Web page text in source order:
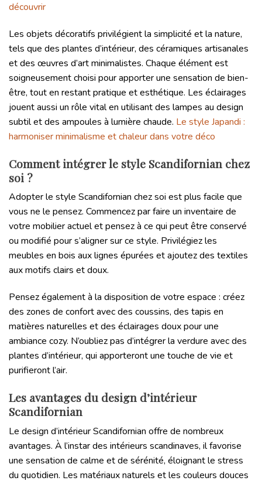
découvrir
Les objets décoratifs privilégient la simplicité et la nature,
tels que des plantes d’intérieur, des céramiques artisanales
et des œuvres d’art minimalistes. Chaque élément est
soigneusement choisi pour apporter une sensation de bien-
être, tout en restant pratique et esthétique. Les éclairages
jouent aussi un rôle vital en utilisant des lampes au design
subtil et des ampoules à lumière chaude. Le style Japandi :
harmoniser minimalisme et chaleur dans votre déco
Comment intégrer le style Scandifornian chez
soi ?
Adopter le style Scandifornian chez soi est plus facile que
vous ne le pensez. Commencez par faire un inventaire de
votre mobilier actuel et pensez à ce qui peut être conservé
ou modifié pour s’aligner sur ce style. Privilégiez les
meubles en bois aux lignes épurées et ajoutez des textiles
aux motifs clairs et doux.
Pensez également à la disposition de votre espace : créez
des zones de confort avec des coussins, des tapis en
matières naturelles et des éclairages doux pour une
ambiance cozy. N’oubliez pas d’intégrer la verdure avec des
plantes d’intérieur, qui apporteront une touche de vie et
purifieront l’air.
Les avantages du design d’intérieur
Scandifornian
Le design d’intérieur Scandifornian offre de nombreux
avantages. À l’instar des intérieurs scandinaves, il favorise
une sensation de calme et de sérénité, éloignant le stress
du quotidien. Les matériaux naturels et les couleurs douces